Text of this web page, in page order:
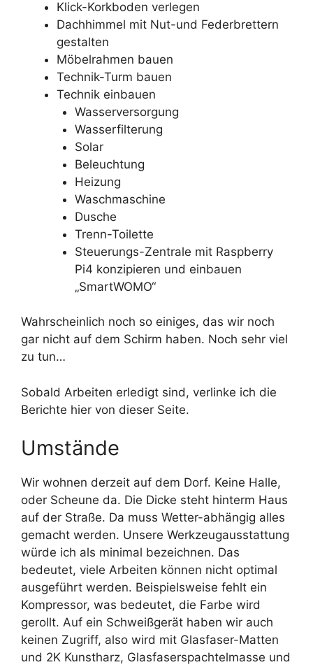
Klick-Korkboden verlegen
Dachhimmel mit Nut-und Federbrettern
gestalten
Möbelrahmen bauen
Technik-Turm bauen
Technik einbauen
Wasserversorgung
Wasserfilterung
Solar
Beleuchtung
Heizung
Waschmaschine
Dusche
Trenn-Toilette
Steuerungs-Zentrale mit Raspberry
Pi4 konzipieren und einbauen
„SmartWOMO“
Wahrscheinlich noch so einiges, das wir noch
gar nicht auf dem Schirm haben. Noch sehr viel
zu tun…
Sobald Arbeiten erledigt sind, verlinke ich die
Berichte hier von dieser Seite.
Umstände
Wir wohnen derzeit auf dem Dorf. Keine Halle,
oder Scheune da. Die Dicke steht hinterm Haus
auf der Straße. Da muss Wetter-abhängig alles
gemacht werden. Unsere Werkzeugausstattung
würde ich als minimal bezeichnen. Das
bedeutet, viele Arbeiten können nicht optimal
ausgeführt werden. Beispielsweise fehlt ein
Kompressor, was bedeutet, die Farbe wird
gerollt. Auf ein Schweißgerät haben wir auch
keinen Zugriff, also wird mit Glasfaser-Matten
und 2K Kunstharz, Glasfaserspachtelmasse und